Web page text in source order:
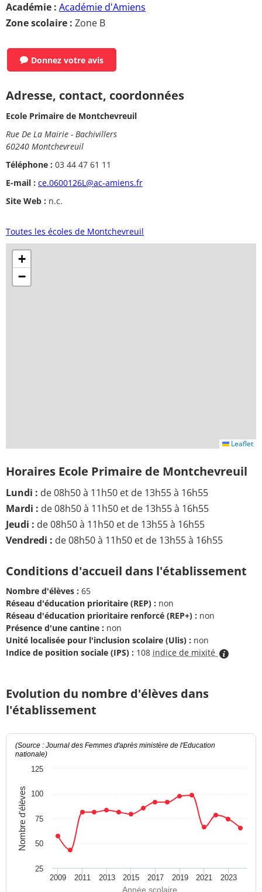
Académie : Académie d'Amiens
Zone scolaire : Zone B
Donnez votre avis
Adresse, contact, coordonnées
Ecole Primaire de Montchevreuil
Rue De La Mairie - Bachivillers
60240 Montchevreuil
Téléphone : 03 44 47 61 11
E-mail : ce.0600126L@ac-amiens.fr
Site Web : n.c.
Toutes les écoles de Montchevreuil
+
−
Leaflet
Horaires Ecole Primaire de Montchevreuil
Lundi : de 08h50 à 11h50 et de 13h55 à 16h55
Mardi : de 08h50 à 11h50 et de 13h55 à 16h55
Jeudi : de 08h50 à 11h50 et de 13h55 à 16h55
Vendredi : de 08h50 à 11h50 et de 13h55 à 16h55
Conditions d'accueil dans l'établissement
Nombre d'élèves : 65
Réseau d'éducation prioritaire (REP) : non
Réseau d'éducation prioritaire renforcé (REP+) : non
Présence d'une cantine : non
Unité localisée pour l'inclusion scolaire (Ulis) : non
Indice de position sociale (IPS) : 108 indice de mixité
Evolution du nombre d'élèves dans
l'établissement
Année scolaire
Nombre d'élèves
(Source : Journal des Femmes d'après ministère de l'Education
nationale)
2009 2011 2013 2015 2017 2019 2021 2023
25
50
75
100
125